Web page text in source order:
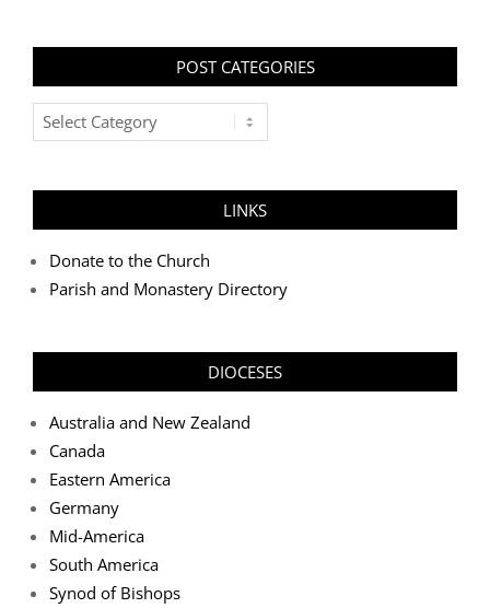
POST CATEGORIES
Post
Categories
LINKS
Donate to the Church
Parish and Monastery Directory
DIOCESES
Australia and New Zealand
Canada
Eastern America
Germany
Mid-America
South America
Synod of Bishops